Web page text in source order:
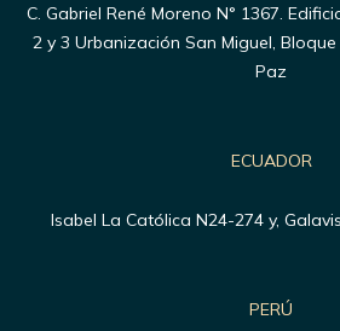
C. Gabriel René Moreno N° 1367.
2 y 3 Urbanización San Miguel,
Paz
ECUADOR
Isabel La Católica N24-274 y,
PERÚ